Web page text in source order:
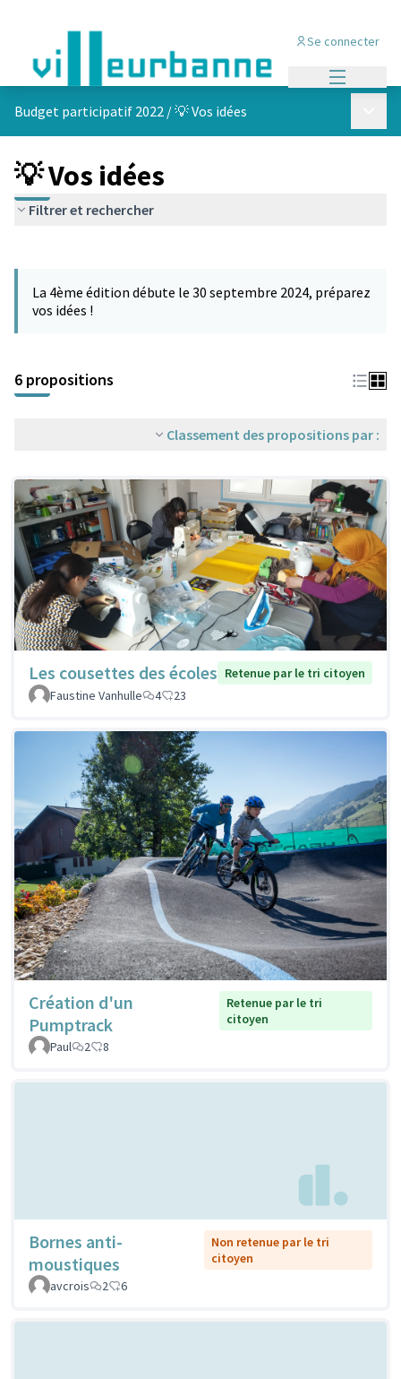
Se connecter
Budget participatif 2022 /💡 Vos idées
💡 Vos idées
Filtrer et rechercher
−
La 4ème édition débute le 30 septembre 2024, préparez
vos idées !
6 propositions
Classement des propositions par :
Les cousettes des écoles Retenue par le tri citoyen
Faustine Vanhulle
4 23
Création d'un
Pumptrack
Retenue par le tri
citoyen
Paul
2 8
Bornes anti-
moustiques
Non retenue par le tri
citoyen
avcrois
2 6